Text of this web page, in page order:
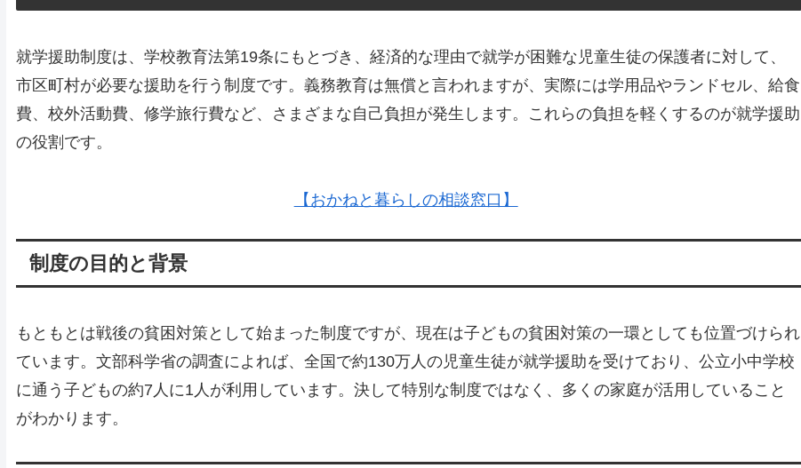
就学援助制度は、学校教育法第19条にもとづき、経済的な理由で就学が困難な児童生徒の保護者に対して、
市区町村が必要な援助を行う制度です。義務教育は無償と言われますが、実際には学用品やランドセル、給食
費、校外活動費、修学旅行費など、さまざまな自己負担が発生します。これらの負担を軽くするのが就学援助
の役割です。
【おかねと暮らしの相談窓口】
制度の目的と背景
もともとは戦後の貧困対策として始まった制度ですが、現在は子どもの貧困対策の一環としても位置づけられ
ています。文部科学省の調査によれば、全国で約130万人の児童生徒が就学援助を受けており、公立小中学校
に通う子どもの約7人に1人が利用しています。決して特別な制度ではなく、多くの家庭が活用していること
がわかります。